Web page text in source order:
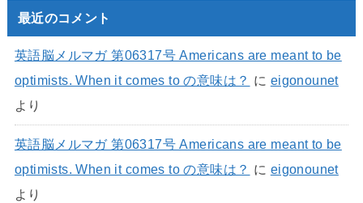
最近のコメント
英語脳メルマガ 第06317号 Americans are meant to be
optimists. When it comes to の意味は？ に eigonounet
より
英語脳メルマガ 第06317号 Americans are meant to be
optimists. When it comes to の意味は？ に eigonounet
より